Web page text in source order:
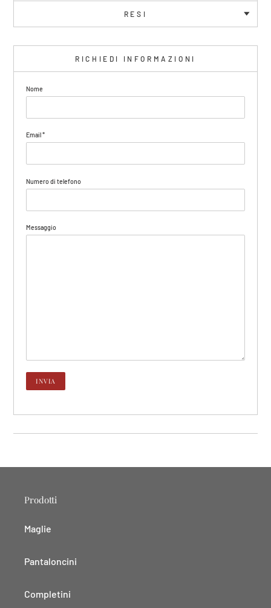
RESI
RICHIEDI INFORMAZIONI
Nome
Email*
Numero di telefono
Messaggio
Prodotti
Maglie
Pantaloncini
Completini